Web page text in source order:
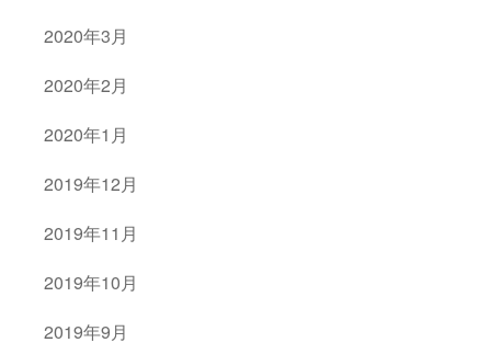
2020年3月
2020年2月
2020年1月
2019年12月
2019年11月
2019年10月
2019年9月